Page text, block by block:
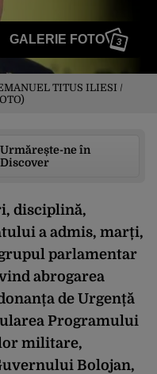
GALERIE FOTO 3
TITUS ILIESI /
Urmărește-ne în
Discover
disciplină,
a admis, marți,
parlamentar
abrogarea
de Urgență
Programului
militare,
Bolojan,